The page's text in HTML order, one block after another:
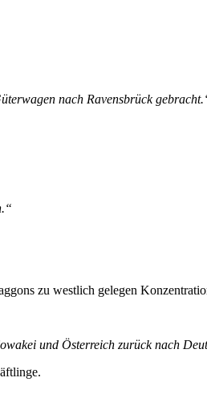
nach Ravensbrück
zu westlich gelegen
und Österreich zurück nach